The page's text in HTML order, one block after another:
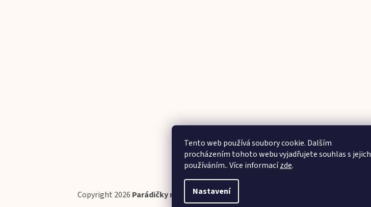
Tento web používá soubory cookie. Dalším
procházením tohoto webu vyjadřujete souhlas s jejich
používáním.. Více informacízde.
Nastavení
Sledovat na Instagramu
Copyright 2026 Parádičky na ručičky. Všechna práva vyhrazena.